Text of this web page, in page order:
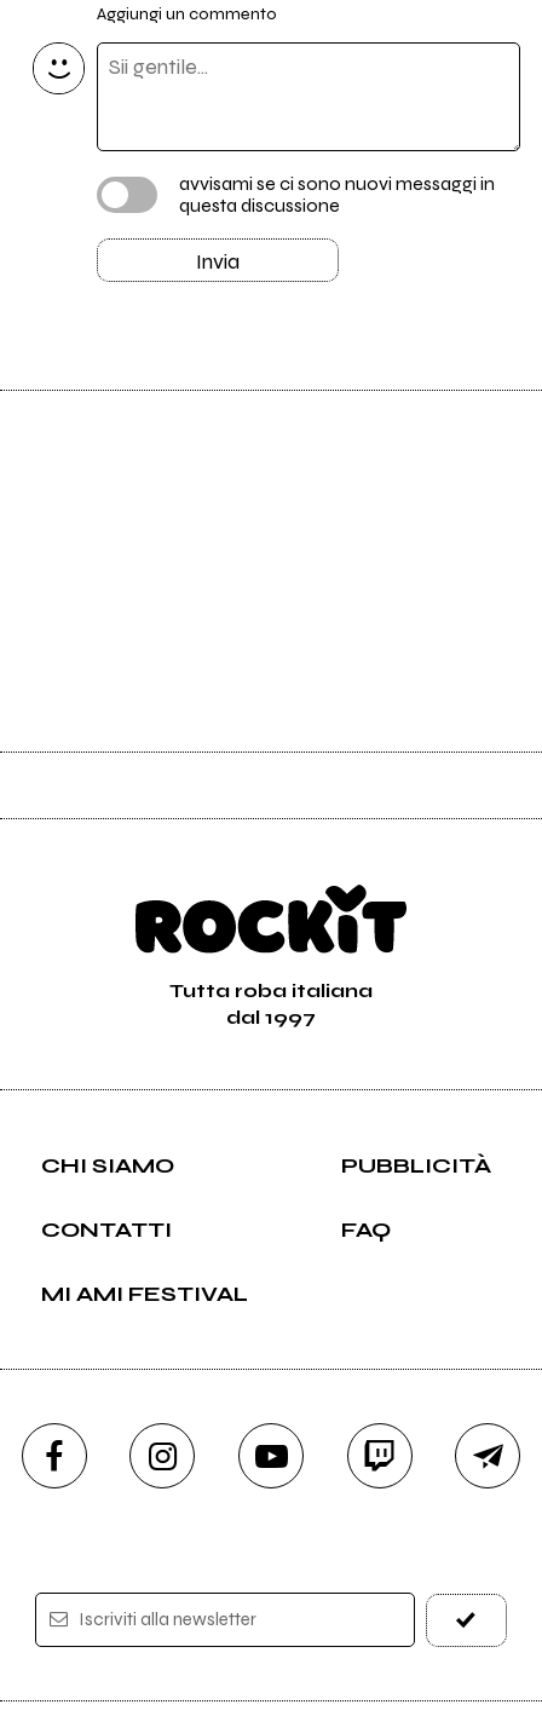
Aggiungi un commento
avvisami se ci sono nuovi messaggi in
questa discussione
Invia
Tutta roba italiana
dal 1997
CHI SIAMO PUBBLICITÀ
CONTATTI FAQ
MI AMI FESTIVAL
Iscriviti alla newsletter